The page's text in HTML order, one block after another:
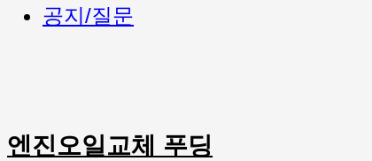
공지/질문
엔진오일교체 푸딩